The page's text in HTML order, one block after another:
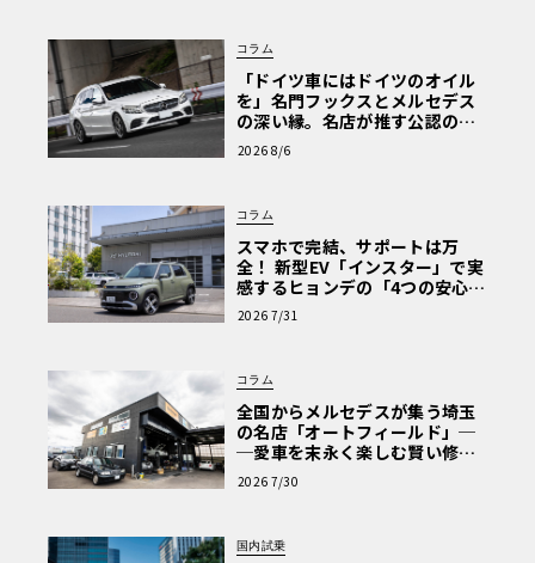
コラム
「ドイツ車にはドイツのオイル
を」名門フックスとメルセデス
の深い縁。名店が推す公認の安
心と、Cクラスで味わうシルキー
な走り〈PR〉
2026 8/6
コラム
スマホで完結、サポートは万
全！ 新型EV「インスター」で実
感するヒョンデの「4つの安心」
【第1回・ヒョンデ6つの疑問：
Why? Hyundai?】〈PR〉
2026 7/31
コラム
全国からメルセデスが集う埼玉
の名店「オートフィールド」─
─愛車を末永く楽しむ賢い修理
術と、プロがフックス製オイル
を選ぶ理由〈PR〉
2026 7/30
国内試乗